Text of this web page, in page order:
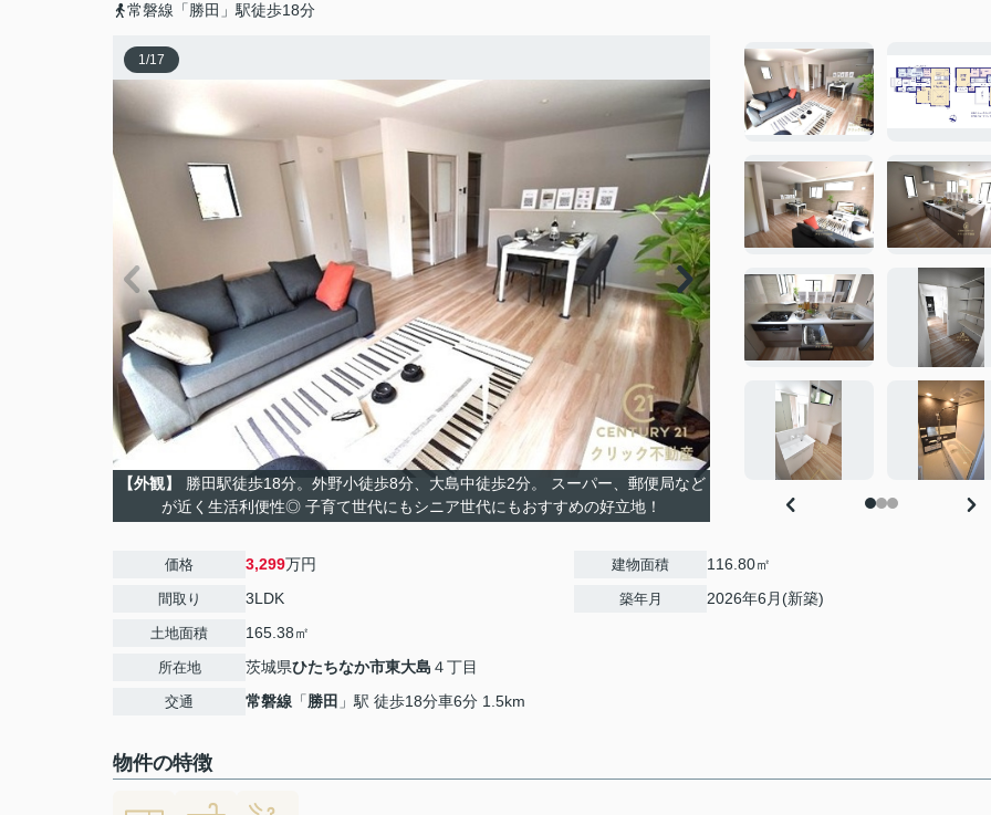
常磐線「勝田」駅徒歩18分
1/17
【外観】
勝田駅徒歩18分。外野小徒歩8分、大島中徒歩2分。 スーパー、郵便局など
が近く生活利便性◎ 子育て世代にもシニア世代にもおすすめの好立地！
価格 3,299万円
間取り 3LDK
土地面積 165.38㎡
所在地 茨城県ひたちなか市東大島 ４丁目
交通 常磐線 「勝田 」駅 徒歩18分車6分 1.5km
建物面積 116.80㎡
築年月 2026年6月(新築)
物件の特徴